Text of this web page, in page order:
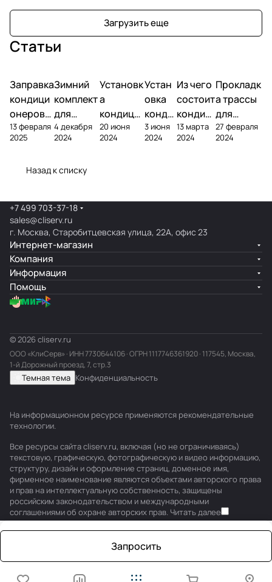
Загрузить еще
Статьи
Заправка
кондици
онеров
фреоном
13 февраля
2025
Зимний
комплект
для
кондици
онера
4 декабря
2024
Установк
а
кондици
онера на
фасаде
20 июня
2024
Устан
овка
конди
ционе
ра
3 июня
2024
Из чего
состоит
кондиц
ионер?
13 марта
2024
Прокладк
а трассы
для
кондицио
нера
27 февраля
2024
Назад к списку
Запросить
+7 499 703-37-18
sales@cliserv.ru
г. Москва, Старобитцевская улица, 22А, офис 23
Интернет-магазин
Компания
Информация
Помощь
© 2026 cliserv.ru
ООО «КлиСерв» · ИНН7730644106· ОГРН 1117746361920 · 117545, Москва,
1-й Дорожный проезд, 7, стр.3
Темная тема Конфиденциальность
На информационном ресурсе применяются рекомендательные
технологии.
Все ресурсы сайта cliserv.ru, включая (но не ограничиваясь)
текстовую, графическую, фотографическую и видео информацию,
структуру, дизайн и оформление страниц, доменное имя,
фирменное наименование являются объектами авторского права
и прав на интеллектуальную собственность, защищены
российским законодательством и международными
соглашениями об охране авторских прав. Читать далее